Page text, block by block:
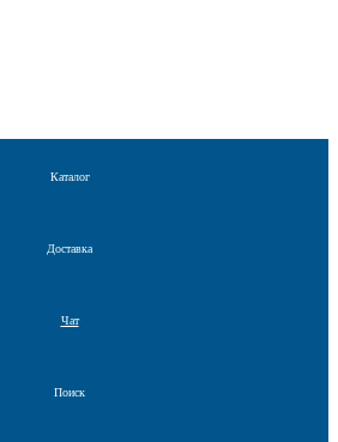
Каталог
Доставка
Чат
Поиск